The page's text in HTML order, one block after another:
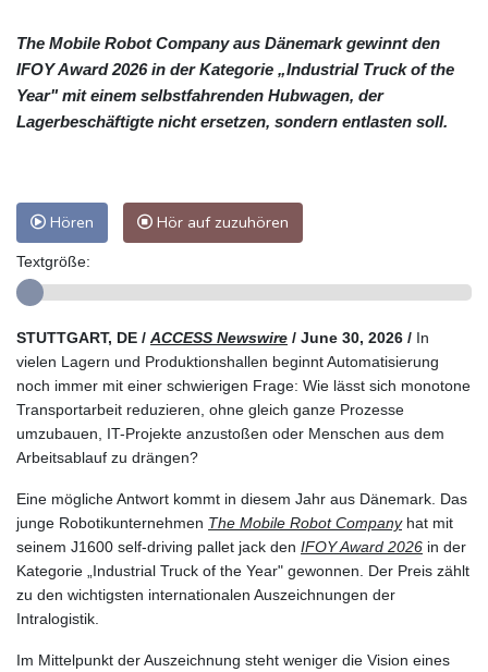
The Mobile Robot Company aus Dänemark gewinnt den
IFOY Award 2026 in der Kategorie „Industrial Truck of the
Year" mit einem selbstfahrenden Hubwagen, der
Lagerbeschäftigte nicht ersetzen, sondern entlasten soll.
Hören Hör auf zuzuhören
Textgröße:
STUTTGART, DE / ACCESS Newswire / June 30, 2026 / In
vielen Lagern und Produktionshallen beginnt Automatisierung
noch immer mit einer schwierigen Frage: Wie lässt sich monotone
Transportarbeit reduzieren, ohne gleich ganze Prozesse
umzubauen, IT-Projekte anzustoßen oder Menschen aus dem
Arbeitsablauf zu drängen?
Eine mögliche Antwort kommt in diesem Jahr aus Dänemark. Das
junge Robotikunternehmen The Mobile Robot Companyhat mit
seinem J1600 self-driving pallet jack den IFOY Award 2026 in der
Kategorie „Industrial Truck of the Year" gewonnen. Der Preis zählt
zu den wichtigsten internationalen Auszeichnungen der
Intralogistik.
Im Mittelpunkt der Auszeichnung steht weniger die Vision eines